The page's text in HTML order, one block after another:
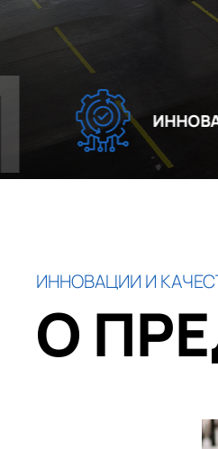
ИННОВАЦИИ И
ИННОВАЦИИ И
О